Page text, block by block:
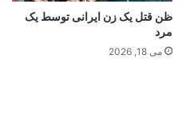
ظن قتل یک زن ایرانی توسط یک
مرد
می 18, 2026